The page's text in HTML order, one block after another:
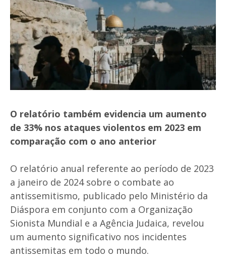
O relatório também evidencia um aumento
de 33% nos ataques violentos em 2023 em
comparação com o ano anterior
O relatório anual referente ao período de 2023
a janeiro de 2024 sobre o combate ao
antissemitismo, publicado pelo Ministério da
Diáspora em conjunto com a Organização
Sionista Mundial e a Agência Judaica, revelou
um aumento significativo nos incidentes
antissemitas em todo o mundo.